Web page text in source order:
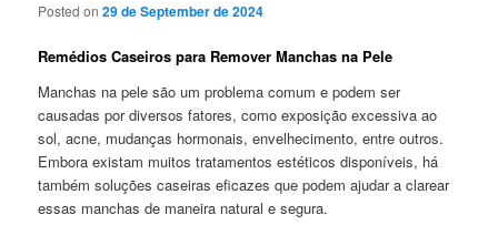
Posted on29 de September de 2024
Remédios Caseiros para Remover Manchas na Pele
Manchas na pele são um problema comum e podem ser
causadas por diversos fatores, como exposição excessiva ao
sol, acne, mudanças hormonais, envelhecimento, entre outros.
Embora existam muitos tratamentos estéticos disponíveis, há
também soluções caseiras eficazes que podem ajudar a clarear
essas manchas de maneira natural e segura.